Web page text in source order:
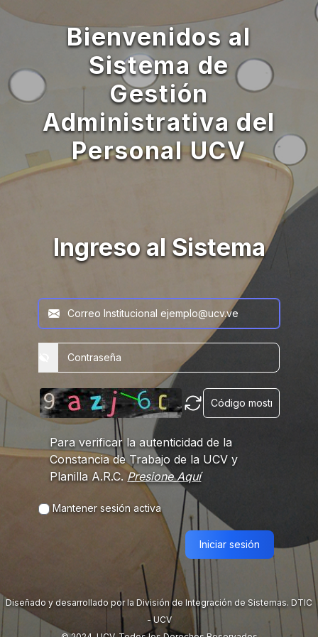
Bienvenidos al
Sistema de
Gestión
Administrativa del
Personal UCV
Ingreso al Sistema
Para verificar la autenticidad de la
Constancia de Trabajo de la UCV y
Planilla A.R.C. Presione Aquí
Mantener sesión activa
Iniciar sesión
Diseñado y desarrollado por la División de Integración de Sistemas. DTIC
- UCV